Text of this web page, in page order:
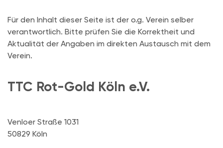
Für den Inhalt dieser Seite ist der o.g. Verein selber
verantwortlich. Bitte prüfen Sie die Korrektheit und
Aktualität der Angaben im direkten Austausch mit dem
Verein.
TTC Rot-Gold Köln e.V.
Venloer Straße 1031
50829 Köln